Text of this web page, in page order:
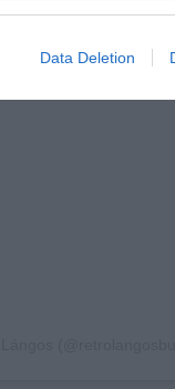
Data Deletion
post on Instagram